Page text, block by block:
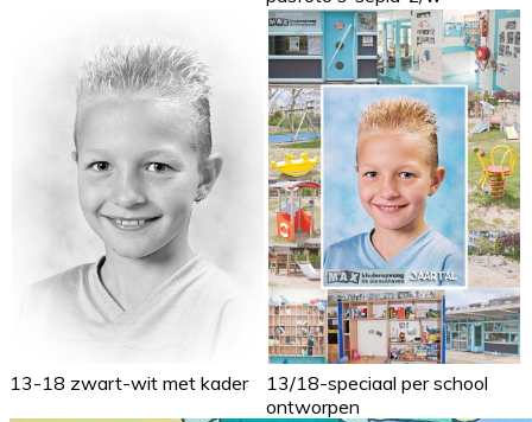
13-18 zwart-wit met kader
13/18-speciaal per school
ontworpen